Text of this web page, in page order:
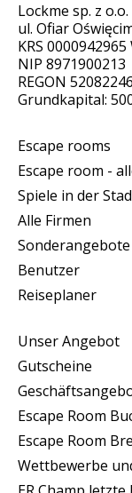
Lockme sp. z o.o.
ul. Ofiar
KRS 0000942965
NIP 8971900213
REGON
Grundkapital:
Escape rooms
Escape room -
Spiele in der
Alle Firmen
Sonderangebote
Benutzer
Reiseplaner
Unser Angebot
Gutscheine
Escape Room
Escape Room
Wettbewerbe